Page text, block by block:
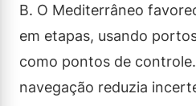
B. O Mediterrâneo
em etapas, usando
como pontos de
navegação reduzia